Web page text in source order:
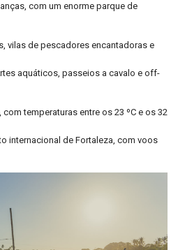
com um enorme parque de
vilas de pescadores encantadoras e
aquáticos, passeios a cavalo e off-
temperaturas entre os 23 ºC e os 32
internacional de Fortaleza, com voos